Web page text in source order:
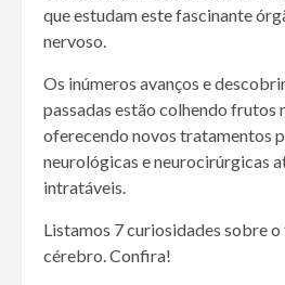
que estudam este fascinante
nervoso.
Os inúmeros avanços e
passadas estão colhendo frutos
oferecendo novos tratamentos
neurológicas e neurocirúrgicas
intratáveis.
Listamos 7 curiosidades sobre
cérebro. Confira!